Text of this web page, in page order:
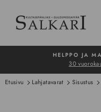
sisältöön
HELPPO JA
30
Etusivu Lahjatavarat Sisustus